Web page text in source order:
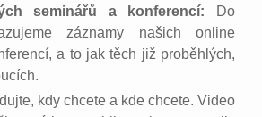
seminářů a konferencí:
Do
záznamy našich online
a to jak těch již proběhlých,
kdy chcete a kde chcete. Video